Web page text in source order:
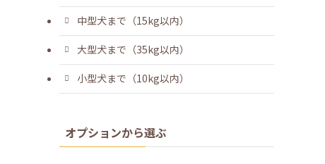
中型犬まで（15kg以内）
大型犬まで（35kg以内）
小型犬まで（10kg以内）
オプションから選ぶ